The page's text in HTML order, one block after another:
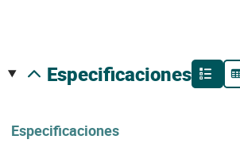
especificaciones
Especificaciones